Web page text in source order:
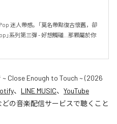
迷人帶感。「莫名帶點復古懷舊，卻
」系列第三彈 - 好想觸碰...那顆屬於你
Close Enough to Touch ~ (2026
、 LINE MUSIC、 YouTube
どの音楽配信サービスで聴くこと